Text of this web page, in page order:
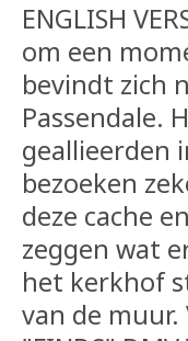
ENGLISH
om een
bevindt zich
Passendale.
geallieerden
bezoeken
deze cache
zeggen wat
het kerkhof
van de muur.